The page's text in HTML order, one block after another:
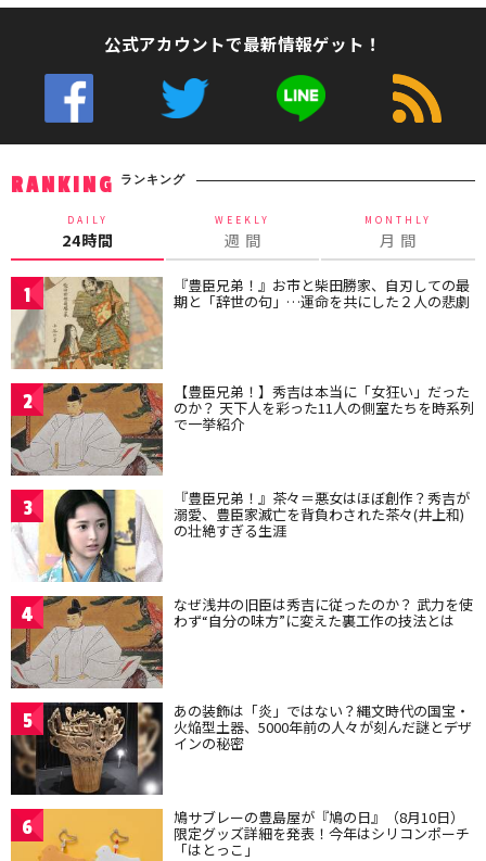
公式アカウントで最新情報ゲット！
RANKING ランキング
DAILY
24時間
WEEKLY
週 間
MONTHLY
月 間
1 『豊臣兄弟！』お市と柴田勝家、自刃しての最
期と「辞世の句」…運命を共にした２人の悲劇
2 【豊臣兄弟！】秀吉は本当に「女狂い」だった
のか？ 天下人を彩った11人の側室たちを時系列
で一挙紹介
3 『豊臣兄弟！』茶々＝悪女はほぼ創作？秀吉が
溺愛、豊臣家滅亡を背負わされた茶々(井上和)
の壮絶すぎる生涯
4 なぜ浅井の旧臣は秀吉に従ったのか？ 武力を使
わず“自分の味方”に変えた裏工作の技法とは
5 あの装飾は「炎」ではない？縄文時代の国宝・
火焔型土器、5000年前の人々が刻んだ謎とデザ
インの秘密
6 鳩サブレーの豊島屋が『鳩の日』（8月10日）
限定グッズ詳細を発表！今年はシリコンポーチ
「はとっこ」